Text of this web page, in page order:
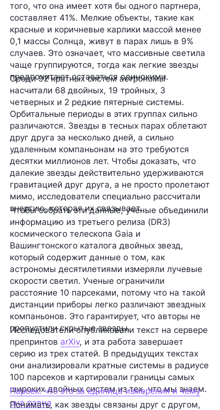
того, что она имеет хотя бы одного партнера,
составляет 41%. Мелкие объекты, такие как
красные и коричневые карлики массой менее
0,1 массы Солнца, живут в парах лишь в 9%
случаев. Это означает, что массивные светила
чаще группируются, тогда как легкие звезды
предпочитают оставаться одинокими.
Среди 92 кратных систем астрономы
насчитали 68 двойных, 19 тройных, 3
четверных и 2 редкие пятерные системы.
Орбитальные периоды в этих группах сильно
различаются. Звезды в тесных парах облетают
друг друга за несколько дней, а сильно
удаленным компаньонам на это требуются
десятки миллионов лет. Чтобы доказать, что
далекие звезды действительно удерживаются
гравитацией друг друга, а не просто пролетают
мимо, исследователи специально рассчитали
энергию, которая их связывает.
Чтобы собрать эти данные, ученые объединили
информацию из третьего релиза (DR3)
космического телескопа Gaia и
Вашингтонского каталога двойных звезд,
который содержит данные о том, как
астрономы десятилетиями измеряли лучевые
скорости светил. Ученые ограничили
расстояние 10 парсеками, потому что на такой
дистанции приборы легко различают звездных
компаньонов. Это гарантирует, что авторы не
пропустили скрытые звезды.
Исследователи опубликовали текст на сервере
препринтов arXiv, и эта работа завершает
серию из трех статей. В предыдущих текстах
они анализировали кратные системы в радиусе
100 парсеков и картировали границы самых
широких двойных систем из тех, что мы знаем.
Парсек: что это за единица измерения и чему
она равна
Понимать, как звезды связаны друг с другом,